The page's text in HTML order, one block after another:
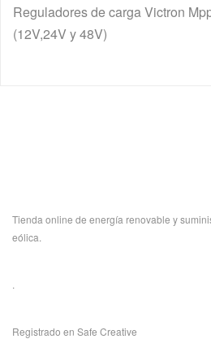
Reguladores de carga Victron
(12V,24V y 48V)
Tienda online de energía renovable y
eólica.
.
Registrado en Safe Creative